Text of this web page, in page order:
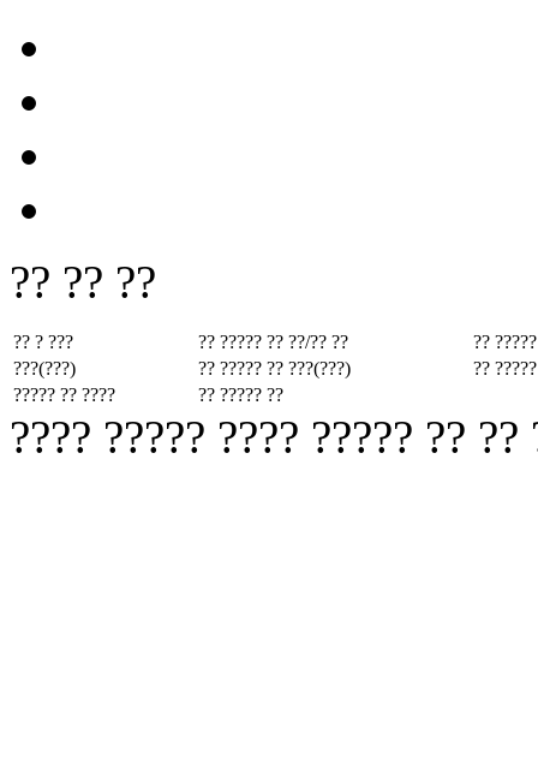
?? ?? ??
?? ? ??? ?? ????? ?? ??/?? ??
??
???(???)
?? ????? ?? ???(???)
??
????? ?? ????
?? ????? ??
???? ????? ???? ????? ??